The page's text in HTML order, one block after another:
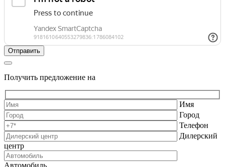
Получить предложение на
Имя
Город
Телефон
Дилерский
центр